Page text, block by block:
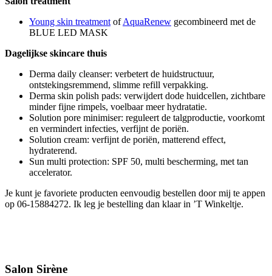
Young skin treatment ofAquaRenew gecombineerd met de
BLUE LED MASK
Dagelijkse skincare thuis
Derma daily cleanser: verbetert de huidstructuur,
ontstekingsremmend, slimme refill verpakking.
Derma skin polish pads: verwijdert dode huidcellen, zichtbare
minder fijne rimpels, voelbaar meer hydratatie.
Solution pore minimiser: reguleert de talgproductie, voorkomt
en vermindert infecties, verfijnt de poriën.
Solution cream: verfijnt de poriën, matterend effect,
hydraterend.
Sun multi protection: SPF 50, multi bescherming, met tan
accelerator.
Je kunt je favoriete producten eenvoudig bestellen door mij te appen
op 06-15884272. Ik leg je bestelling dan klaar in ’T Winkeltje.
Salon Sirène